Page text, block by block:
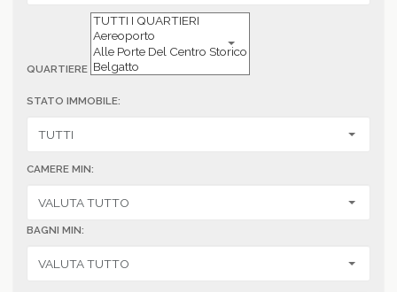
QUARTIERE
STATO IMMOBILE:
CAMERE MIN:
BAGNI MIN: